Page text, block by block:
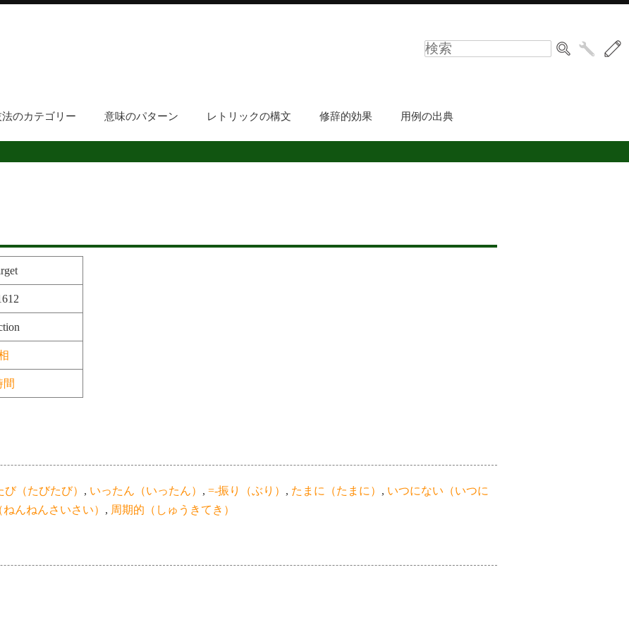
のカテゴリー 意味のパターン レトリックの構文 修辞的効果 用例の出典
間
び（たびたび） , いったん（いったん） , =-振り（ぶり） , たまに（たまに） , いつにない（いつに
んねんさいさい） , 周期的（しゅうきてき）